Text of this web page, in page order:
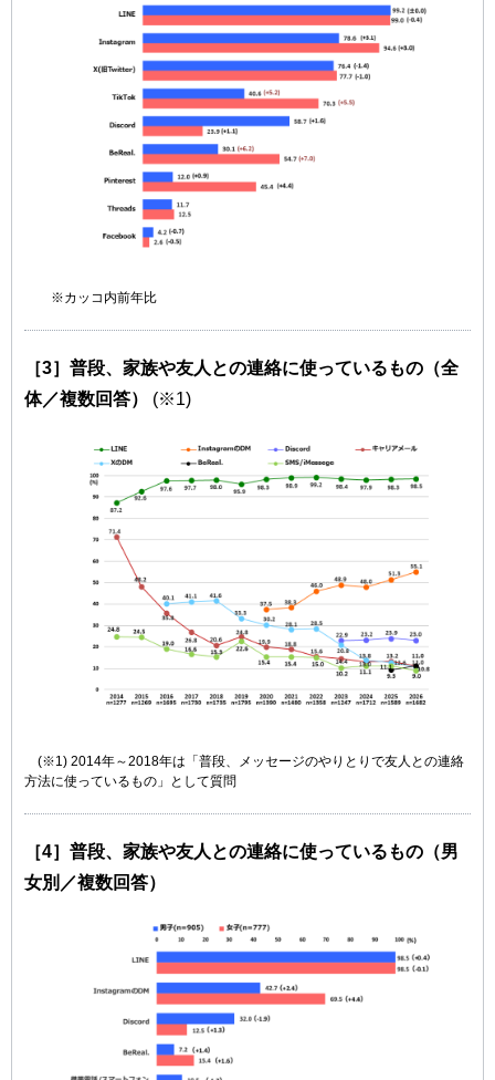
※カッコ内前年比
［3］普段、家族や友人との連絡に使っているもの（全
体／複数回答） (※1)
(※1) 2014年～2018年は「普段、メッセージのやりとりで友人との連絡
方法に使っているもの」として質問
［4］普段、家族や友人との連絡に使っているもの（男
女別／複数回答）